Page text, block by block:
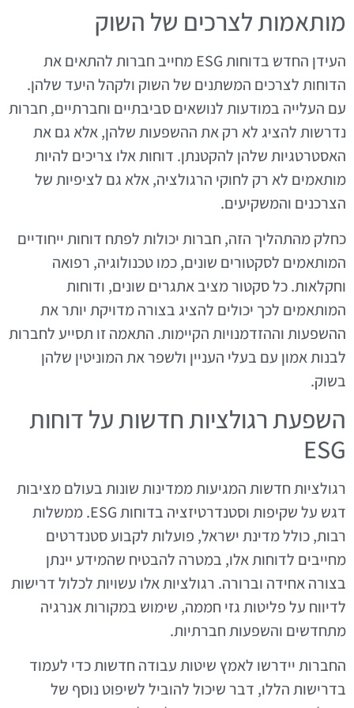
מותאמות לצרכים של השוק
העידן החדש בדוחות ESG מחייב חברות להתאים את
הדוחות לצרכים המשתנים של השוק ולקהל היעד שלהן.
עם העלייה במודעות לנושאים סביבתיים וחברתיים, חברות
נדרשות להציג לא רק את ההשפעות שלהן, אלא גם את
האסטרטגיות שלהן להקטנתן. דוחות אלו צריכים להיות
מותאמים לא רק לחוקי הרגולציה, אלא גם לציפיות של
הצרכנים והמשקיעים.
כחלק מהתהליך הזה, חברות יכולות לפתח דוחות ייחודיים
המותאמים לסקטורים שונים, כמו טכנולוגיה, רפואה
וחקלאות. כל סקטור מציב אתגרים שונים, ודוחות
המותאמים לכך יכולים להציג בצורה מדויקת יותר את
ההשפעות וההזדמנויות הקיימות. התאמה זו תסייע לחברות
לבנות אמון עם בעלי העניין ולשפר את המוניטין שלהן
בשוק.
השפעת רגולציות חדשות על דוחות
ESG
רגולציות חדשות המגיעות ממדינות שונות בעולם מציבות
דגש על שקיפות וסטנדרטיזציה בדוחות ESG. ממשלות
רבות, כולל מדינת ישראל, פועלות לקבוע סטנדרטים
מחייבים לדוחות אלו, במטרה להבטיח שהמידע יינתן
בצורה אחידה וברורה. רגולציות אלו עשויות לכלול דרישות
לדיווח על פליטות גזי חממה, שימוש במקורות אנרגיה
מתחדשים והשפעות חברתיות.
החברות יידרשו לאמץ שיטות עבודה חדשות כדי לעמוד
בדרישות הללו, דבר שיכול להוביל לשיפוט נוסף של